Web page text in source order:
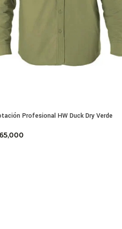
Profesional HW Duck Dry Verde